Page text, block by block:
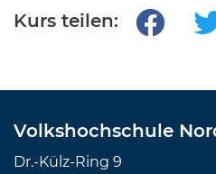
Kurs teilen:
Volkshochschule
Dr.-Külz-Ring 9